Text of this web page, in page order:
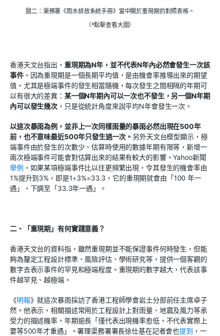
圖二：渠務署《雨水排放系統手冊》當中關於重現期的對照表格。
（*點擊查看大圖）
香港天文台指出， 重現期為N年，並不代表N年內必然會發生一次該
事件。因為重現期是一個長期平均值，是由機會率推導出來的期望
值。尤其是極端事件的發生相當隨機，每次發生之間相隔的年期可
以有很大的差異： 某一個N年期內可以一次也不發生，另一個N年期
內可以發生幾次，只是從統計角度來說平均N年會發生一次。
以這次暴雨為例，並非上一次同樣雨量的暴雨必然出現在500年
前，也不意味最近500年只發生過一次。 另外天文台模型顯示，極
端事件由於發生的次數少、估算時使用的數據年期有限等，新增一
兩次極端事件可能會對估算出來的結果有較大的影響。Yahoo新聞
舉例 ，如果某項極端事件比以往更頻繁出現，令其發生的機會率由
1%提升到3%，即是1÷3%=33.3，它的重現期就會由「100 年一
遇」，下調至「33.3年一遇」。
二、 「重現期」有何實踐意義？
香港天文台的資料指，雖然重現期並不能保證事件何時發生，但能
夠為釐定工程設計標準、風險評估、學術研究等，提供一個客觀的
數字去表示事件的罕見和極端程度。重現期的數字越大，代表該事
件越罕見、越極端。
《明報》就這次暴雨採訪了香港工程師學會岩土分部前任主席卓子
然。他表示，相關描述常用於工程設計上對雨量、地震及風力等承
受力的描述機率，年期逾長「僅代表出現機率愈低，不代表實際上
要等500年才重遇」。署理渠務署署長徐仕基在記者會也提到 ，一